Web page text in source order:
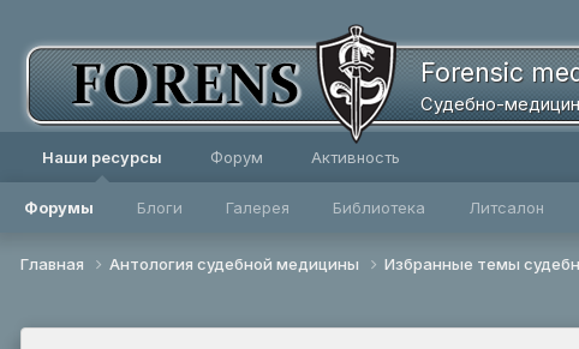
Forensic
Судебно-
Наши ресурсы
Форумы Блоги Галерея Библиотека Литсалон
Форум Активность
Главная Антология судебной медицины Избранные темы